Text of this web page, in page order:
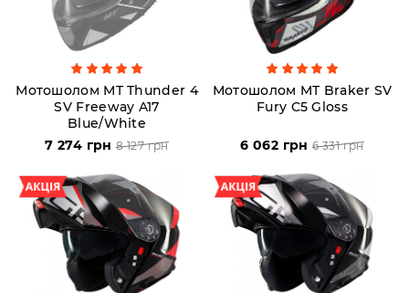
Мотошолом MT Thunder 4
SV Freeway A17
Blue/White
7 274 грн 8 127 грн
Мотошолом MT Braker SV
Fury C5 Gloss
6 062 грн 6 331 грн